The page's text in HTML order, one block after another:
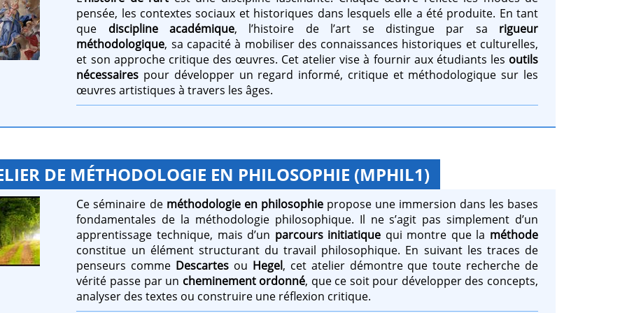
pensée, les contextes sociaux et historiques dans lesquels elle a été produite. En tant
que discipline académique, l’histoire de l’art se distingue par sa rigueur
méthodologique, sa capacité à mobiliser des connaissances historiques et culturelles,
et son approche critique des œuvres. Cet atelier vise à fournir aux étudiants les outils
nécessaires pour développer un regard informé, critique et méthodologique sur les
œuvres artistiques à travers les âges.
DE MÉTHODOLOGIE EN PHILOSOPHIE (MPHIL1)
Ce séminaire de méthodologie en philosophiepropose une immersion dans les bases
fondamentales de la méthodologie philosophique. Il ne s’agit pas simplement d’un
apprentissage technique, mais d’un parcours initiatique qui montre que la méthode
constitue un élément structurant du travail philosophique. En suivant les traces de
penseurs comme Descartes ou Hegel, cet atelier démontre que toute recherche de
vérité passe par un cheminement ordonné, que ce soit pour développer des concepts,
analyser des textes ou construire une réflexion critique.